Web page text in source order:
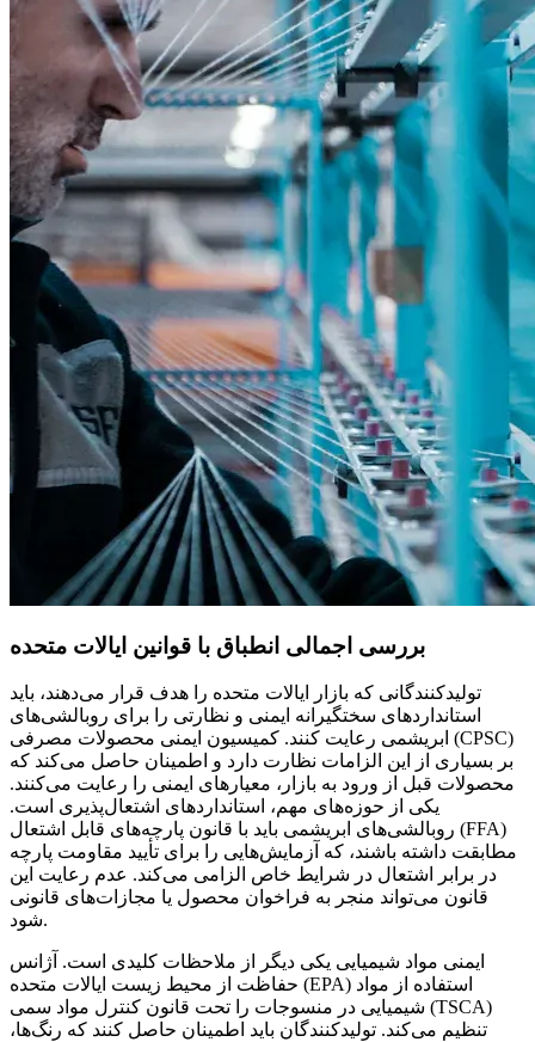
بررسی اجمالی انطباق با قوانین ایالات متحده
تولیدکنندگانی که بازار ایالات متحده را هدف قرار می‌دهند، باید
استانداردهای سختگیرانه ایمنی و نظارتی را برای روبالشی‌های
ابریشمی رعایت کنند. کمیسیون ایمنی محصولات مصرفی (CPSC)
بر بسیاری از این الزامات نظارت دارد و اطمینان حاصل می‌کند که
محصولات قبل از ورود به بازار، معیارهای ایمنی را رعایت می‌کنند.
یکی از حوزه‌های مهم، استانداردهای اشتعال‌پذیری است.
روبالشی‌های ابریشمی باید با قانون پارچه‌های قابل اشتعال (FFA)
مطابقت داشته باشند، که آزمایش‌هایی را برای تأیید مقاومت پارچه
در برابر اشتعال در شرایط خاص الزامی می‌کند. عدم رعایت این
قانون می‌تواند منجر به فراخوان محصول یا مجازات‌های قانونی
شود.
ایمنی مواد شیمیایی یکی دیگر از ملاحظات کلیدی است. آژانس
حفاظت از محیط زیست ایالات متحده (EPA) استفاده از مواد
شیمیایی در منسوجات را تحت قانون کنترل مواد سمی (TSCA)
تنظیم می‌کند. تولیدکنندگان باید اطمینان حاصل کنند که رنگ‌ها،